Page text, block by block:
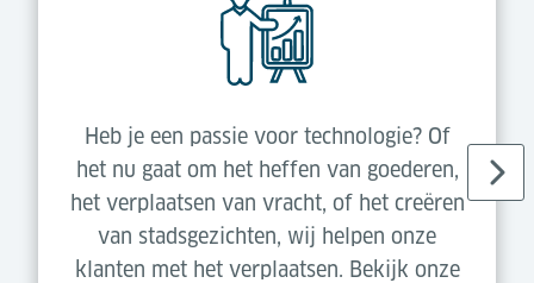
Heb je een passie voor technologie? Of
het nu gaat om het heffen van goederen,
het verplaatsen van vracht, of het creëren
van stadsgezichten, wij helpen onze
klanten met het verplaatsen. Bekijk onze